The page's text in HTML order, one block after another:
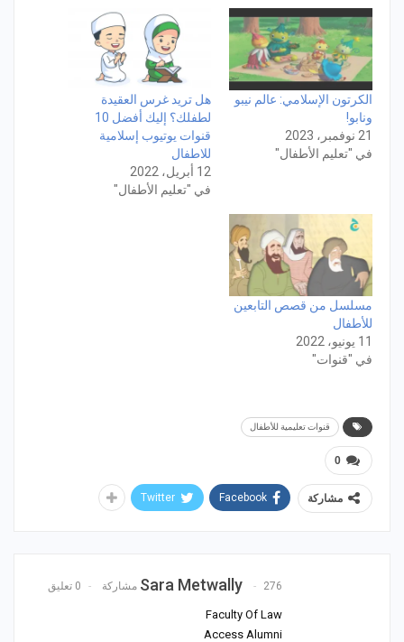
الكرتون الإسلامي: عالم نيبو
ونابو!
21 نوفمبر، 2023
في "تعليم الأطفال"
هل تريد غرس العقيدة
لطفلك؟ إليك أفضل 10
قنوات يوتيوب إسلامية
للاطفال
12 أبريل، 2022
في "تعليم الأطفال"
مسلسل من قصص التابعين
للأطفال
11 يونيو، 2022
في "قنوات"
قنوات تعليمية للأطفال
0
مشاركة Facebook
Twitter
Sara Metwally 276 مشاركة 0 تعليق
Faculty Of Law
Access Alumni